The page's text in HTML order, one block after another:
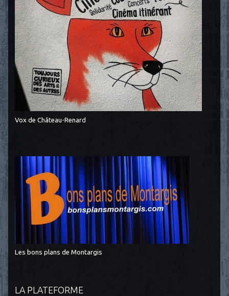
Vox de Château-Renard
Les bons plans de Montargis
LA PLATEFORME